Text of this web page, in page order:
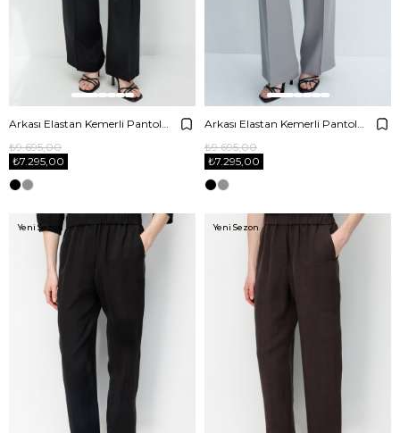
Arkası Elastan Kemerli Pantolon
₺7.295,00
₺9.695,00
Arkası Elastan Kemerli Pantolon
₺7.295,00
₺9.695,00
Yeni Sezon Yeni Sezon